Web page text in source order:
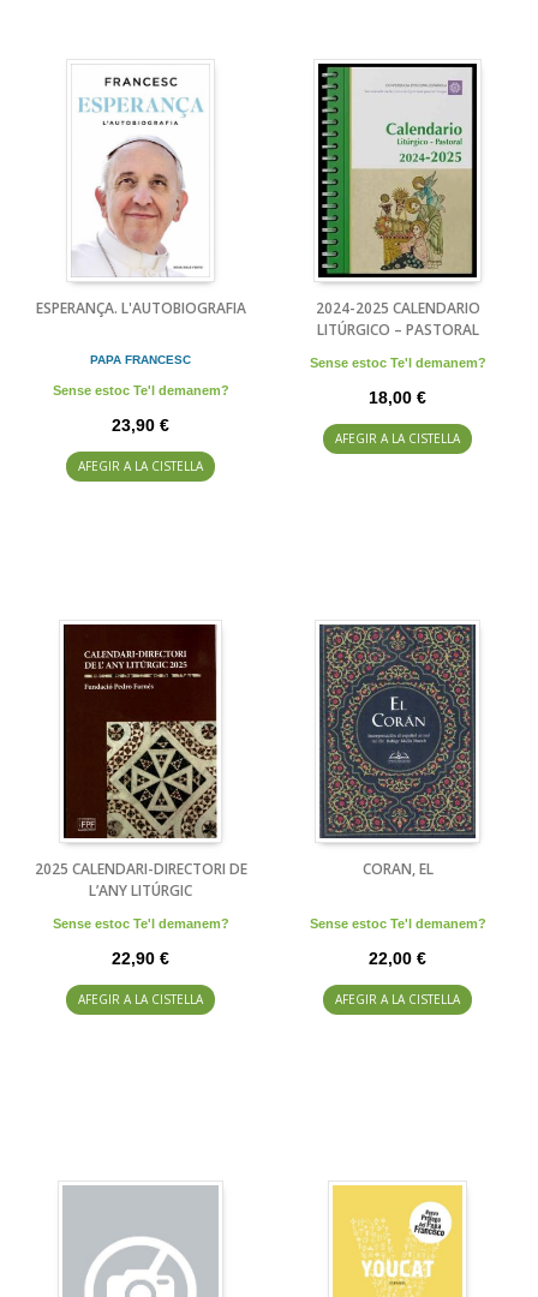
ESPERANÇA. L'AUTOBIOGRAFIA
PAPA FRANCESC
Sense estoc Te'l demanem?
23,90 €
AFEGIR A LA CISTELLA
2024-2025 CALENDARIO
LITÚRGICO – PASTORAL
Sense estoc Te'l demanem?
18,00 €
AFEGIR A LA CISTELLA
2025 CALENDARI-DIRECTORI DE
L’ANY LITÚRGIC
Sense estoc Te'l demanem?
22,90 €
AFEGIR A LA CISTELLA
CORAN, EL
Sense estoc Te'l demanem?
22,00 €
AFEGIR A LA CISTELLA